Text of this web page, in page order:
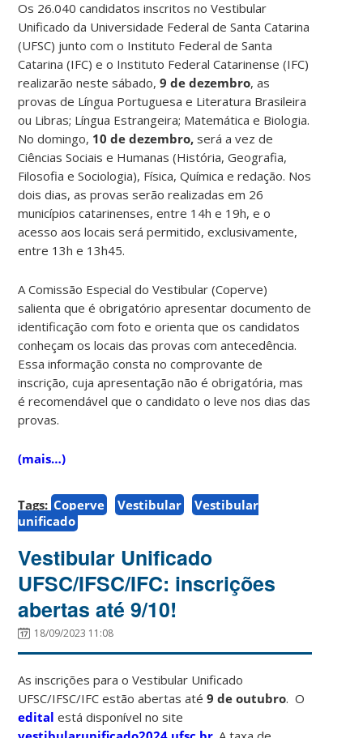
Os 26.040 candidatos inscritos no Vestibular
Unificado da Universidade Federal de Santa Catarina
(UFSC) junto com o Instituto Federal de Santa
Catarina (IFC) e o Instituto Federal Catarinense (IFC)
realizarão neste sábado,9 de dezembro, as
provas de Língua Portuguesa e Literatura Brasileira
ou Libras; Língua Estrangeira; Matemática e Biologia.
No domingo, 10 de dezembro,será a vez de
Ciências Sociais e Humanas (História, Geografia,
Filosofia e Sociologia), Física, Química e redação. Nos
dois dias, as provas serão realizadas em 26
municípios catarinenses, entre 14h e 19h, e o
acesso aos locais será permitido, exclusivamente,
entre 13h e 13h45.
A Comissão Especial do Vestibular (Coperve)
salienta que é obrigatório apresentar documento de
identificação com foto e orienta que os candidatos
conheçam os locais das provas com antecedência.
Essa informação consta no comprovante de
inscrição, cuja apresentação não é obrigatória, mas
é recomendável que o candidato o leve nos dias das
provas.
(mais…)
Tags: Coperve Vestibular
Vestibular
unificado
Vestibular Unificado
UFSC/IFSC/IFC: inscrições
abertas até 9/10!
18/09/2023 11:08
As inscrições para o Vestibular Unificado
UFSC/IFSC/IFC estão abertas até9 de outubro. O
edital está disponível no site